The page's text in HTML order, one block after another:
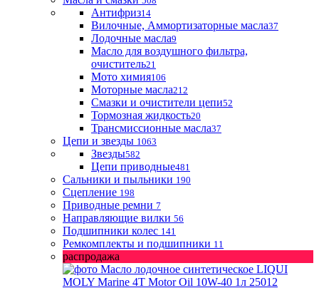
Антифриз14
Вилочные, Аммортизаторные масла37
Лодочные масла9
Масло для воздушного фильтра,
очиститель21
Мото химия106
Моторные масла212
Смазки и очистители цепи52
Тормозная жидкость20
Трансмиссионные масла37
Цепи и звезды 1063
Звезды582
Цепи приводные481
Сальники и пыльники 190
Сцепление 198
Приводные ремни 7
Направляющие вилки 56
Подшипники колес 141
Ремкомплекты и подшипники 11
распродажа